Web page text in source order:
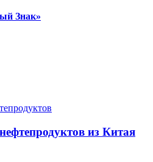
Знак»
из Китая